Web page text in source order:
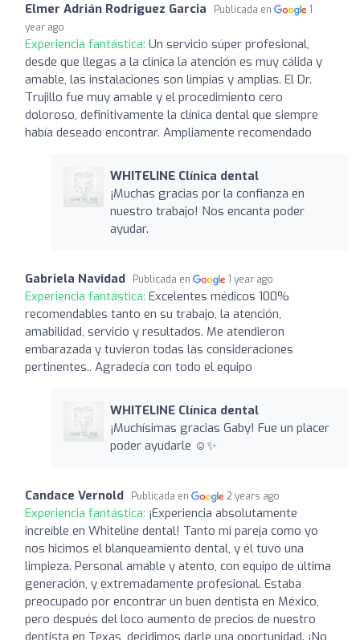
Elmer Adrián Rodriguez Garcia Publicada en
1
year ago
Experiencia fantástica: Un servicio súper profesional,
desde que llegas a la clínica la atención es muy cálida y
amable, las instalaciones son limpias y amplias. El Dr.
Trujillo fue muy amable y el procedimiento cero
doloroso, definitivamente la clínica dental que siempre
había deseado encontrar. Ampliamente recomendado
WHITELINE Clínica dental
¡Muchas gracias por la confianza en
nuestro trabajo! Nos encanta poder
ayudar.
Gabriela Navidad Publicada en 1 year ago
Experiencia fantástica: Excelentes médicos 100%
recomendables tanto en su trabajo, la atención,
amabilidad, servicio y resultados. Me atendieron
embarazada y tuvieron todas las consideraciones
pertinentes.. Agradecía con todo el equipo
WHITELINE Clínica dental
¡Muchísimas gracias Gaby! Fue un placer
poder ayudarle ☺️✨
Candace Vernold Publicada en 2 years ago
Experiencia fantástica: ¡Experiencia absolutamente
increíble en Whiteline dental! Tanto mi pareja como yo
nos hicimos el blanqueamiento dental, y él tuvo una
limpieza. Personal amable y atento, con equipo de última
generación, y extremadamente profesional. Estaba
preocupado por encontrar un buen dentista en México,
pero después del loco aumento de precios de nuestro
dentista en Texas, decidimos darle una oportunidad. ¡No